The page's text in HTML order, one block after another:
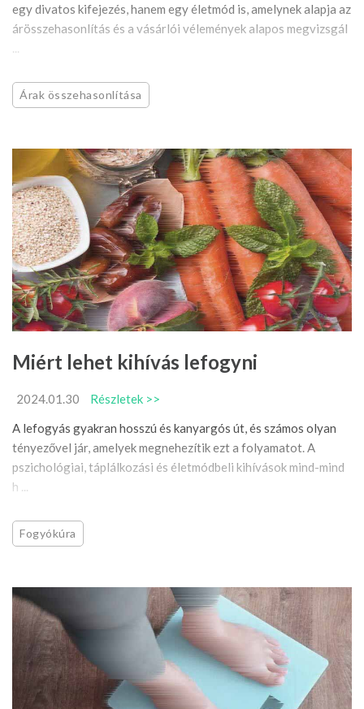
egy divatos kifejezés, hanem egy életmód is, amelynek alapja az
árösszehasonlítás és a vásárlói vélemények alapos megvizsgál
...
Árak összehasonlítása
Miért lehet kihívás lefogyni
2024.01.30
Részletek >>
A lefogyás gyakran hosszú és kanyargós út, és számos olyan
tényezővel jár, amelyek megnehezítik ezt a folyamatot. A
pszichológiai, táplálkozási és életmódbeli kihívások mind-mind
h ...
Fogyókúra